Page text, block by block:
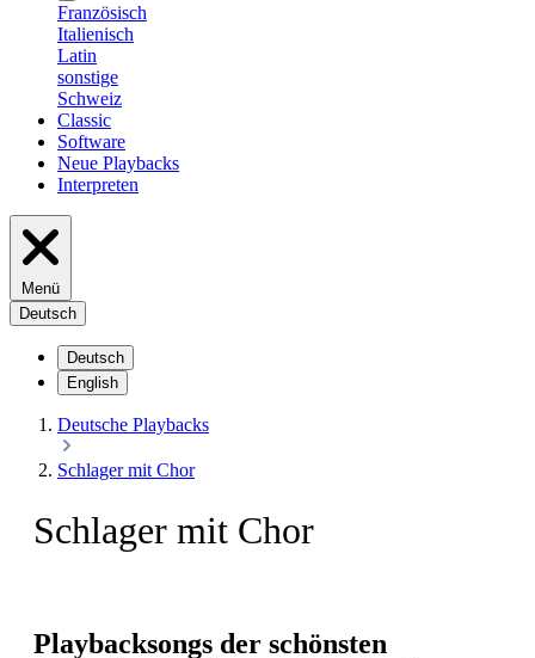
Französisch
Italienisch
Latin
sonstige
Schweiz
Classic
Software
Neue Playbacks
Interpreten
Menü
Deutsch
Deutsch
English
Deutsche Playbacks
Schlager mit Chor
Schlager mit Chor
Playbacksongs der schönsten